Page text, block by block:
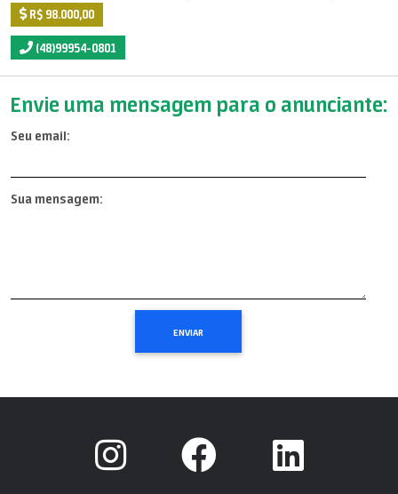
R$ 98.000,00
(48)99954-0801
Envie uma mensagem para o anunciante:
Seu email:
Sua mensagem: